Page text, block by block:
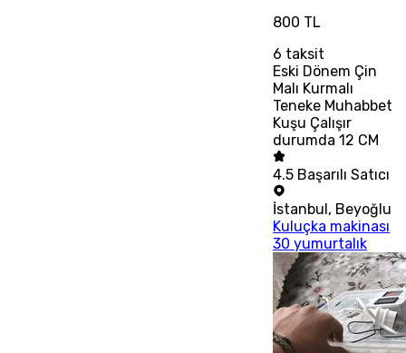
800 TL
6 taksit
Eski Dönem Çin
Malı Kurmalı
Teneke Muhabbet
Kuşu Çalışır
durumda 12 CM
4.5 Başarılı Satıcı
İstanbul, Beyoğlu
Kuluçka makinası
30 yumurtalık